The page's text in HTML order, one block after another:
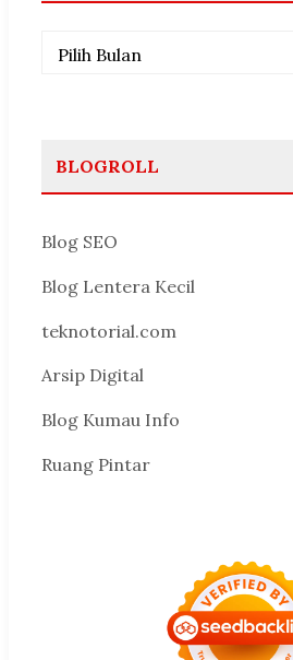
Arsip
BLOGROLL
Blog SEO
Blog Lentera Kecil
teknotorial.com
Arsip Digital
Blog Kumau Info
Ruang Pintar